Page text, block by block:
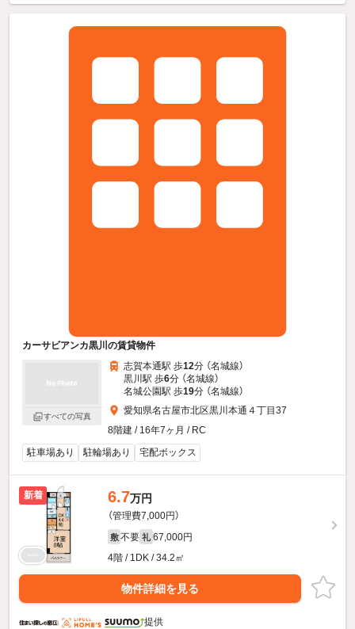
カーサビアンカ黒川の賃貸物件
すべての写真
志賀本通駅 歩12分 （名城線）
黒川駅 歩6分 （名城線）
名城公園駅 歩19分 （名城線）
愛知県名古屋市北区黒川本通４丁目37
8階建 / 16年7ヶ月 / RC
駐車場あり
駐輪場あり 宅配ボックス
新着 6.7万円
（管理費7,000円）
敷 不要 礼 67,000円
4階 / 1DK / 34.2㎡
物件詳細を見る
提供